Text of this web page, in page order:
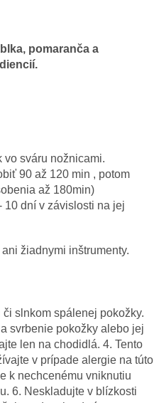
, pomaranča a
.
vo sváru nožnicami.
90 až 120 min , potom
až 180min)
10 dní v závislosti na jej
ani žiadnymi inštrumenty.
či slnkom spálenej pokožky.
a svrbenie pokožky alebo jej
len na chodidlá. 4. Tento
v prípade alergie na túto
k nechcenému vniknutiu
. 6. Neskladujte v blízkosti